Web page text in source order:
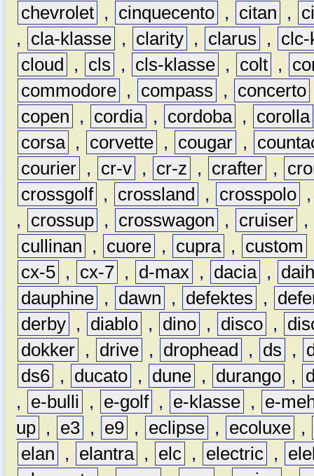
chevrolet , cinquecento , citan ,
,
cla-klasse , clarity , clarus ,
clc-
cloud
, cls , cls-klasse , colt ,
commodore , compass , concerto
copen
, cordia , cordoba ,
corolla
corsa , corvette , cougar ,
courier , cr-v , cr-z , crafter ,
crossgolf , crossland , crosspolo
,
crossup , crosswagon , cruiser ,
cullinan
, cuore , cupra , custom
cx-5 , cx-7 , d-max , dacia ,
dauphine , dawn , defektes ,
derby , diablo , dino , disco ,
dokker , drive , drophead , ds ,
ds6 , ducato , dune , durango ,
,
e-bulli , e-golf , e-klasse ,
e-
up , e3 , e9 , eclipse , ecoluxe ,
elan
, elantra , elc , electric ,